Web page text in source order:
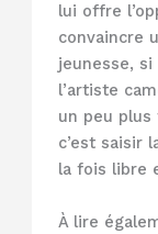
lui offre
convaincre
jeunesse,
l’artiste
un peu plus
c’est saisir
la fois libre
À lire